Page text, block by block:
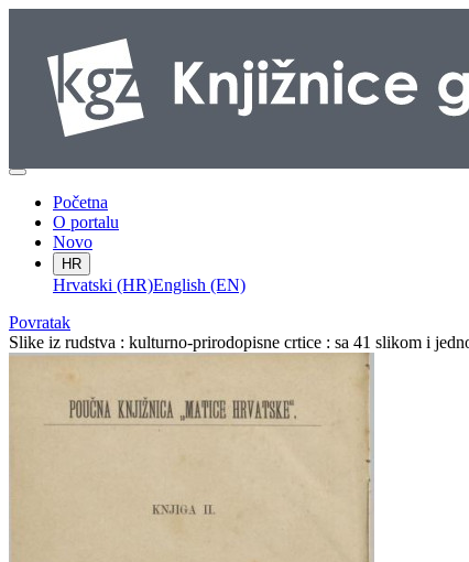
Početna
O portalu
Novo
HR
Hrvatski (HR)English (EN)
Povratak
Slike iz rudstva : kulturno-prirodopisne crtice : sa 41 slikom i